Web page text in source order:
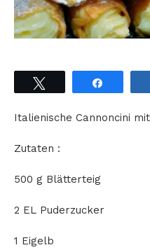
Italienische Cannoncini
Zutaten :
500 g Blätterteig
2 EL Puderzucker
1 Eigelb